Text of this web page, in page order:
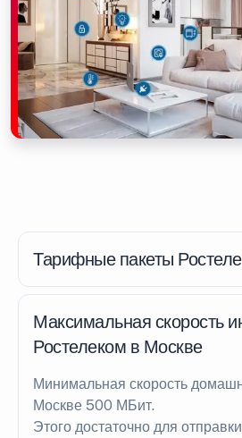
Тарифные пакеты
Максимальная скорость
Ростелеком в Москве
Минимальная скорость
Москве 500 МБит.
Этого достаточно для